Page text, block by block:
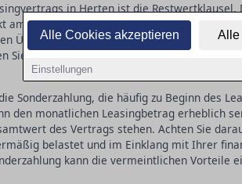
Alle Cookies akzeptieren Alle
Einstellungen
in Herten ist die Restwertklausel.
am Ende der Vertragslaufzeit noch haben
Überraschungen führen, wenn Sie den
Sie dafür, dass der Restwert realistisch
Sonderzahlung, die häufig zu Beginn des
den monatlichen Leasingbetrag erheblich
des Vertrags stehen. Achten Sie
belastet und im Einklang mit Ihrer
kann die vermeintlichen Vorteile